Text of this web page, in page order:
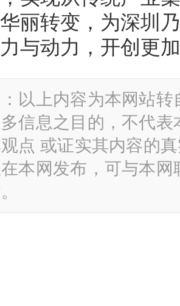
丽转变，为深圳
与动力，开创更
以上内容为本网站
信息之目的，不代
点 或证实其内容的
本网发布，可与本